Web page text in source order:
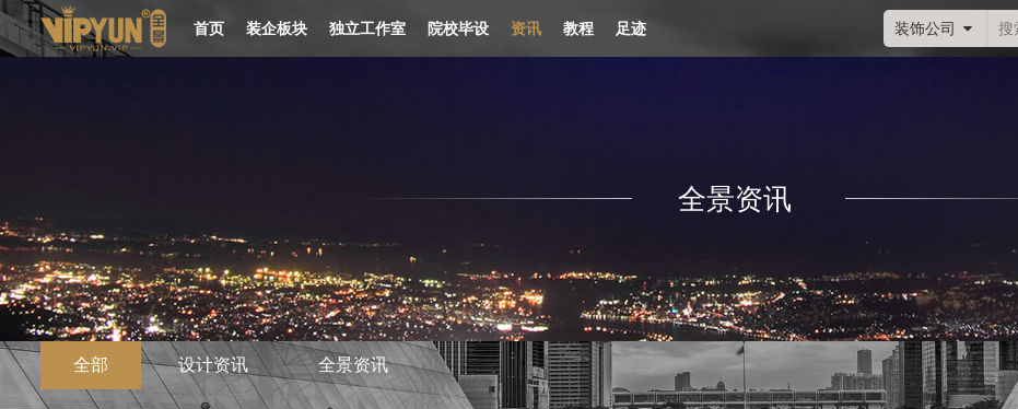
首页 装企板块 独立工作室 院校毕设 资讯 教程 足迹 装饰公司
全景资讯
全部 设计资讯 全景资讯